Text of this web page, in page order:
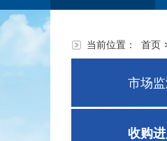
当前位置： 首页
市场监
收购